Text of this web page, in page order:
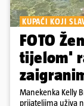
KUPAĆI KOJI
FOTO
tijelom'
Manekenka Kelly
prijateljima uživa